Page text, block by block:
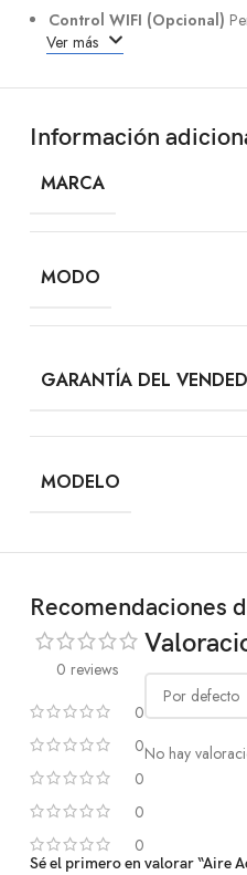
Control WIFI (Opcional)
Ver más
Información
MARCA
MODO
GARANTÍA DEL
MODELO
Recomendaciones
0 reviews
0
0
0
0
0
No hay
Sé el primero en valorar “Aire